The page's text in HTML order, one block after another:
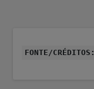
FONTE/CRÉDITOS: